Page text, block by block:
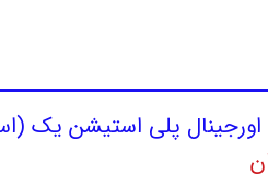
اورجینال پلی استیشن یک